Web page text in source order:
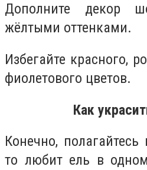
Дополните декор
жёлтыми оттенками.
Избегайте красного,
фиолетового цветов.
Как
Конечно,
то любит ель в